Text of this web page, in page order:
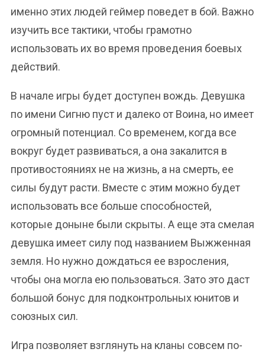
именно этих людей геймер поведет в бой. Важно
изучить все тактики, чтобы грамотно
использовать их во время проведения боевых
действий.
В начале игры будет доступен вождь. Девушка
по имени Сигню пуст и далеко от Воина, но имеет
огромный потенциал. Со временем, когда все
вокруг будет развиваться, а она закалится в
противостояниях не на жизнь, а на смерть, ее
силы будут расти. Вместе с этим можно будет
использовать все больше способностей,
которые доныне были скрыты. А еще эта смелая
девушка имеет силу под названием Выжженная
земля. Но нужно дождаться ее взросления,
чтобы она могла ею пользоваться. Зато это даст
большой бонус для подконтрольных юнитов и
союзных сил.
Игра позволяет взглянуть на кланы совсем по-